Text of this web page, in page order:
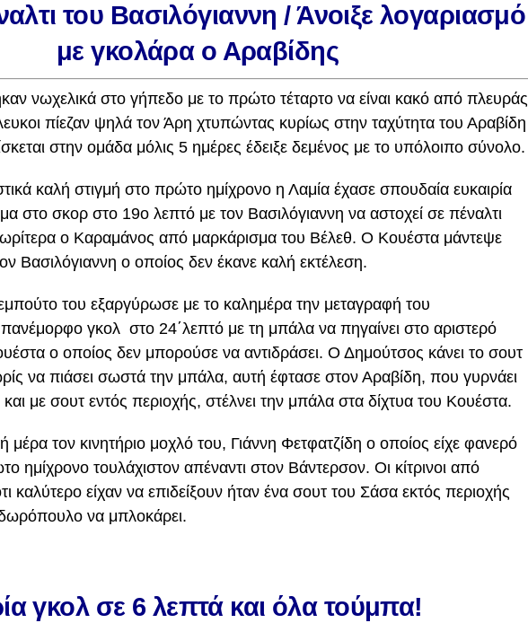
του Βασιλόγιαννη / Άνοιξε λογαριασμό
με γκολάρα ο Αραβίδης
νωχελικά στο γήπεδο με το πρώτο τέταρτο να είναι κακό από πλευράς
πίεζαν ψηλά τον Άρη χτυπώντας κυρίως στην ταχύτητα του Αραβίδη
στην ομάδα μόλις 5 ημέρες έδειξε δεμένος με το υπόλοιπο σύνολο.
καλή στιγμή στο πρώτο ημίχρονο η Λαμία έχασε σπουδαία ευκαιρία
στο σκορ στο 19ο λεπτό με τον Βασιλόγιαννη να αστοχεί σε πέναλτι
ο Καραμάνος από μαρκάρισμα του Βέλεθ. Ο Κουέστα μάντεψε
Βασιλόγιαννη ο οποίος δεν έκανε καλή εκτέλεση.
του εξαργύρωσε με το καλημέρα την μεταγραφή του
πανέμορφο γκολ στο 24΄λεπτό με τη μπάλα να πηγαίνει στο αριστερό
ο οποίος δεν μπορούσε να αντιδράσει. Ο Δημούτσος κάνει το σουτ
να πιάσει σωστά την μπάλα, αυτή έφτασε στον Αραβίδη, που γυρνάει
με σουτ εντός περιοχής, στέλνει την μπάλα στα δίχτυα του Κουέστα.
μέρα τον κινητήριο μοχλό του, Γιάννη Φετφατζίδη ο οποίος είχε φανερό
ημίχρονο τουλάχιστον απέναντι στον Βάντερσον. Οι κίτρινοι από
καλύτερο είχαν να επιδείξουν ήταν ένα σουτ του Σάσα εκτός περιοχής
να μπλοκάρει.
γκολ σε 6 λεπτά και όλα τούμπα!